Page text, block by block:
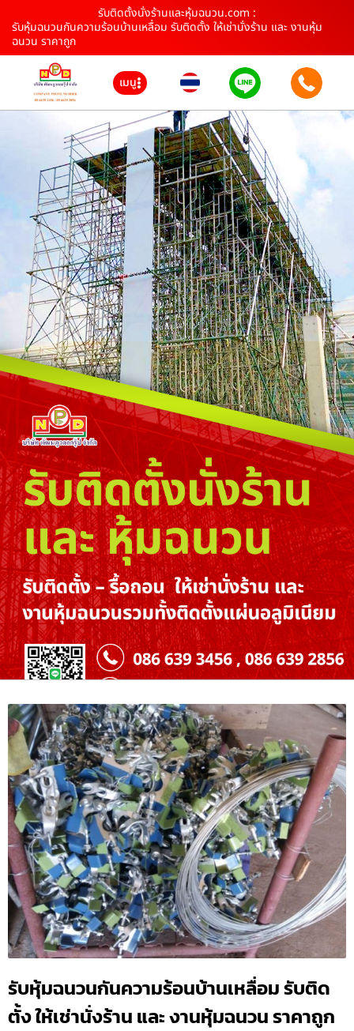
รับติดตั้งนั่งร้านและหุ้มฉนวน.com :
รับหุ้มฉนวนกันความร้อนบ้านเหลื่อม รับติดตั้ง ให้เช่านั่งร้าน และ งานหุ้ม
ฉนวน ราคาถูก
เมนู
รับหุ้มฉนวนกันความร้อนบ้านเหลื่อม รับติด
ตั้ง ให้เช่านั่งร้าน และ งานหุ้มฉนวน ราคาถูก